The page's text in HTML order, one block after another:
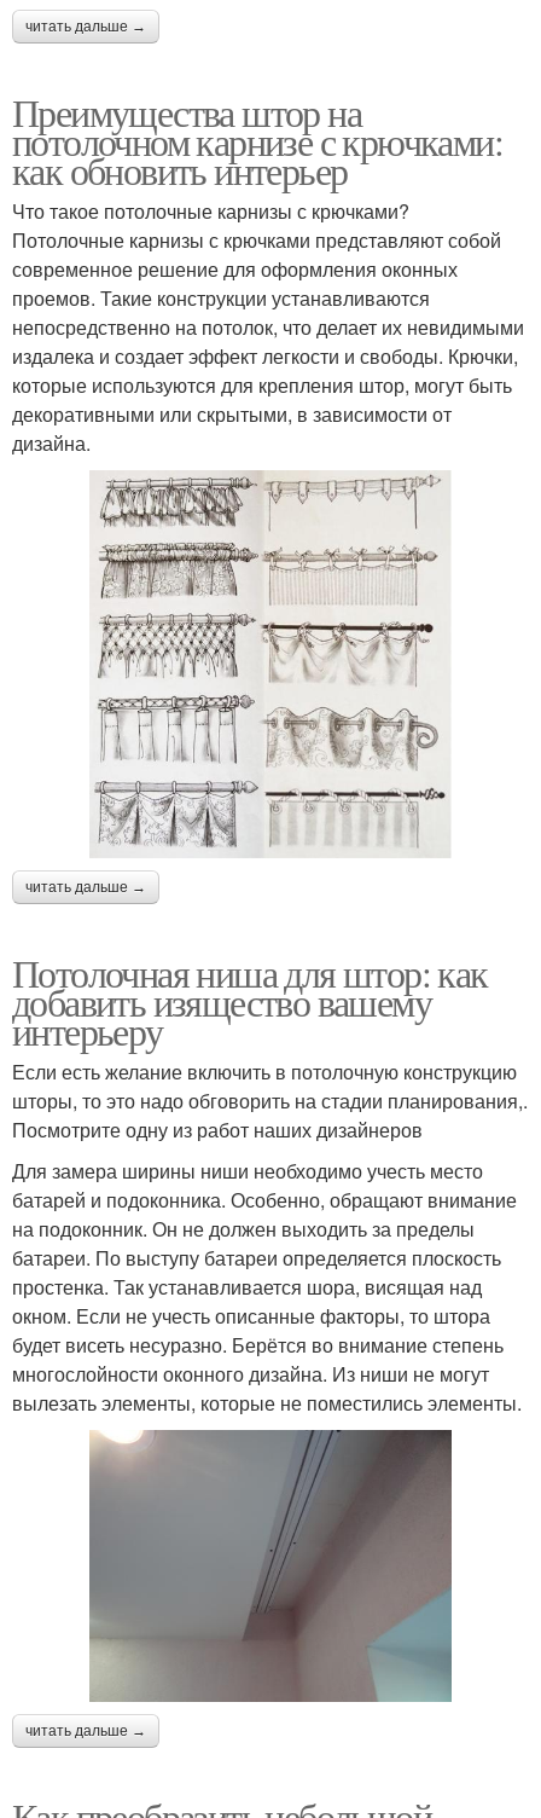
читать дальше →
Преимущества штор на
потолочном карнизе с крючками:
как обновить интерьер
Что такое потолочные карнизы с крючками?
Потолочные карнизы с крючками представляют собой
современное решение для оформления оконных
проемов. Такие конструкции устанавливаются
непосредственно на потолок, что делает их невидимыми
издалека и создает эффект легкости и свободы. Крючки,
которые используются для крепления штор, могут быть
декоративными или скрытыми, в зависимости от
дизайна.
читать дальше →
Потолочная ниша для штор: как
добавить изящество вашему
интерьеру
Если есть желание включить в потолочную конструкцию
шторы, то это надо обговорить на стадии планирования,.
Посмотрите одну из работ наших дизайнеров
Для замера ширины ниши необходимо учесть место
батарей и подоконника. Особенно, обращают внимание
на подоконник. Он не должен выходить за пределы
батареи. По выступу батареи определяется плоскость
простенка. Так устанавливается шора, висящая над
окном. Если не учесть описанные факторы, то штора
будет висеть несуразно. Берётся во внимание степень
многослойности оконного дизайна. Из ниши не могут
вылезать элементы, которые не поместились элементы.
читать дальше →